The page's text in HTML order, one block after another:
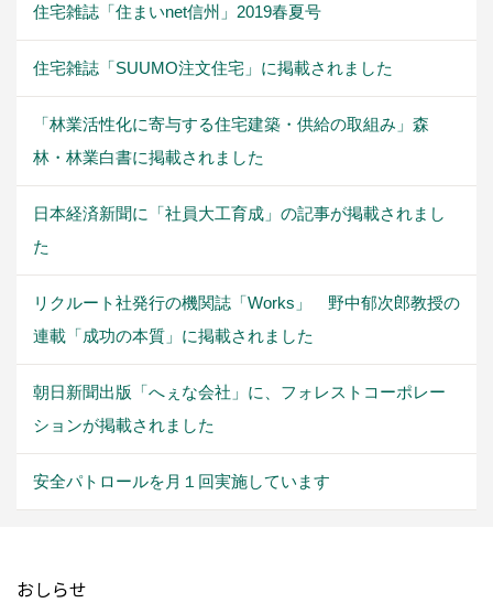
住宅雑誌「住まいnet信州」2019春夏号
住宅雑誌「SUUMO注文住宅」に掲載されました
「林業活性化に寄与する住宅建築・供給の取組み」森
林・林業白書に掲載されました
日本経済新聞に「社員大工育成」の記事が掲載されまし
た
リクルート社発行の機関誌「Works」 野中郁次郎教授の
連載「成功の本質」に掲載されました
朝日新聞出版「へぇな会社」に、フォレストコーポレー
ションが掲載されました
安全パトロールを月１回実施しています
おしらせ